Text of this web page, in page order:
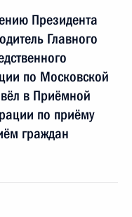
Президента
Главного
по Московской
в Приёмной
по приёму
граждан